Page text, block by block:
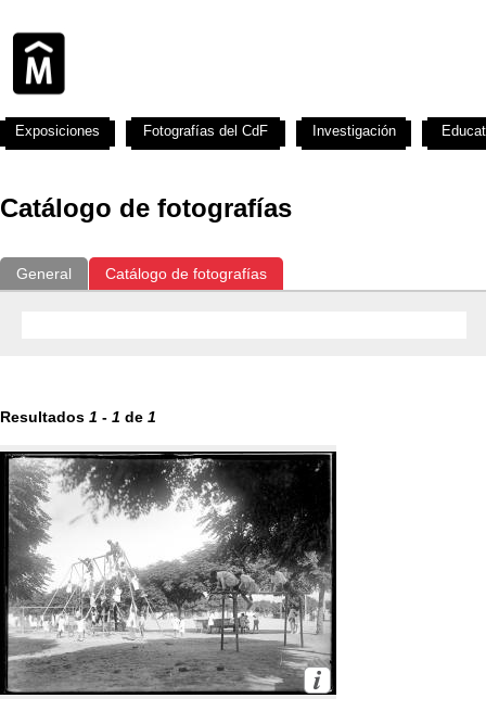
Catálogo de fotografías
General Catálogo de fotografías
Resultados 1 - 1 de 1
Exposiciones Fotografías del CdF Investigación